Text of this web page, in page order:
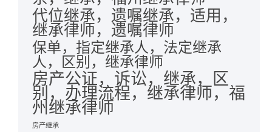
代位继承，遗嘱继承，适用，
继承律师，遗嘱律师
保单，指定继承人，法定继承
人，区别，继承律师
房产公证，诉讼，继承，区
别，办理流程，继承律师，福
州继承律师
房产继承